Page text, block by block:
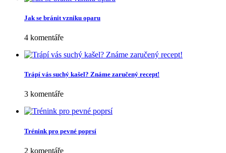
Jak se bránit vzniku oparu
4 komentáře
Trápí vás suchý kašel? Známe zaručený recept!
3 komentáře
Trénink pro pevné poprsí
2 komentáře